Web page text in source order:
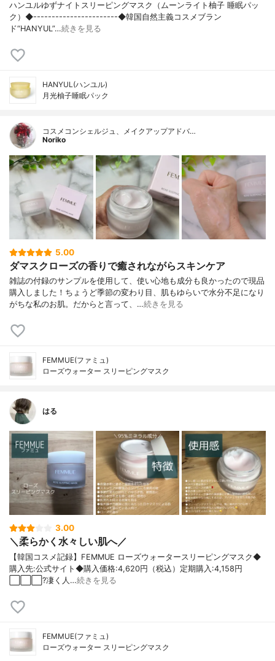
ハンユルゆずナイトスリーピングマスク（ムーンライト柚子 睡眠パッ
ク）◆-----------------------◆韓国自然主義コスメブラン
ド“HANYUL”…続きを見る
HANYUL(ハンユル)
月光柚子睡眠パック
コスメコンシェルジュ、メイクアップアドバ…
Noriko
5.00
ダマスクローズの香りで癒されながらスキンケア
雑誌の付録のサンプルを使用して、使い心地も成分も良かったので現品
購入しました！ちょうど季節の変わり目、肌もゆらいで水分不足になり
がちな私のお肌。だからと言って、…続きを見る
FEMMUE(ファミュ)
ローズウォーター スリーピングマスク
はる
3.00
＼柔らかく水々しい肌へ／
【韓国コスメ記録】FEMMUE ローズウォータースリーピングマスク◆
購入先:公式サイト◆購入価格:4,620円（税込）定期購入:4,158円
⬜️⬜️⬜️?凄く人…続きを見る
FEMMUE(ファミュ)
ローズウォーター スリーピングマスク